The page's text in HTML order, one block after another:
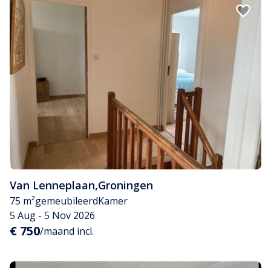
Van Lenneplaan,Groningen
75 m²gemeubileerdKamer
5 Aug - 5 Nov 2026
€ 750/maand incl.